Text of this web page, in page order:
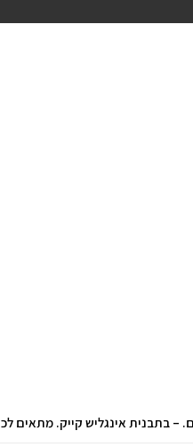
אינגליש קייק. מתאים לכ 10-12 איש.